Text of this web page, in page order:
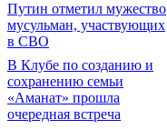
Путин отметил мужество
мусульман, участвующих
в СВО
В Клубе по созданию и
сохранению семьи
«Аманат» прошла
очередная встреча